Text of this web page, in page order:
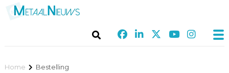
Home Bestelling